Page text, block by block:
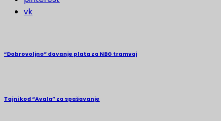
vk
“Dobrovoljno” davanje plata za NBG tramvaj
Tajni kod “Avala” za spašavanje